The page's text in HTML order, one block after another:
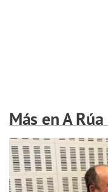
Más en A Rúa